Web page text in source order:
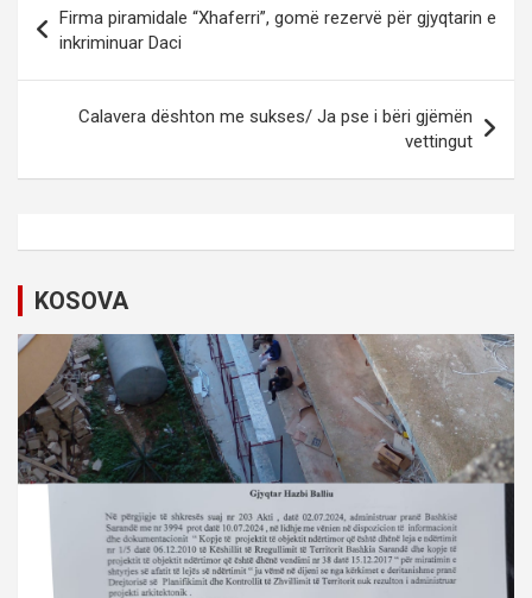
s
a
a
i
o
n
Firma piramidale “Xhaferri”, gomë rezervë për gjyqtarin e
inkriminuar Daci
Calavera dështon me sukses/ Ja pse i bëri gjëmën
vettingut
KOSOVA